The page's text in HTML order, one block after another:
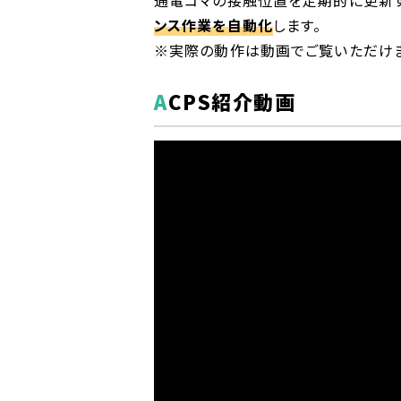
ンス作業を自動化します。
※実際の動作は動画でご覧いただけ
ACPS紹介動画